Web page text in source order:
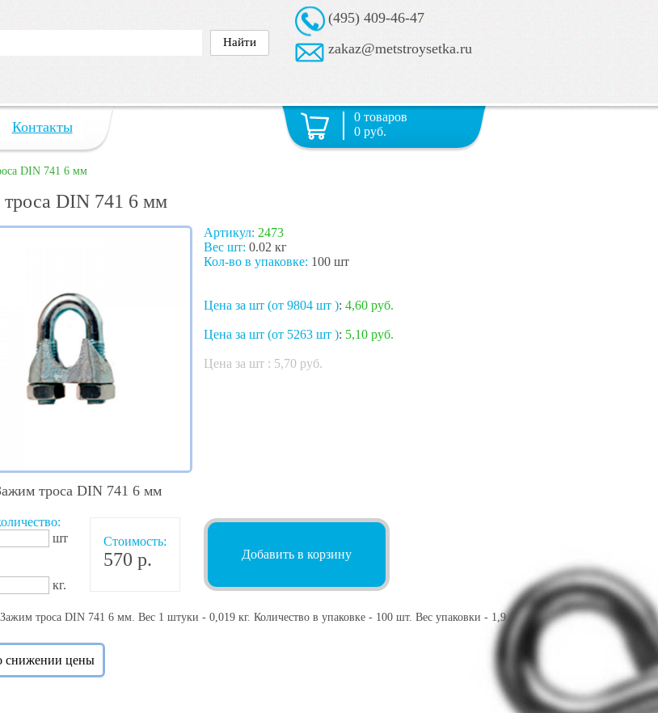
(495) 409-46-47
zakaz@metstroysetka.ru
Контакты
0 товаров
0 руб.
DIN 741 6 мм
DIN 741 6 мм
Артикул: 2473
Вес шт: 0.02 кг
Кол-во в упаковке: 100 шт
Цена за шт (от 9804 шт ): 4,60 руб.
Цена за шт (от 5263 шт ): 5,10 руб.
Цена за шт : 5,70 руб.
троса DIN 741 6 мм
шт
кг.
Стоимость:
570 р. Добавить в корзину
Зажим троса DIN 741 6 мм. Вес 1 штуки - 0,019 кг. Количество в упаковке - 100 шт. Вес упаковки - 1,9
снижении цены